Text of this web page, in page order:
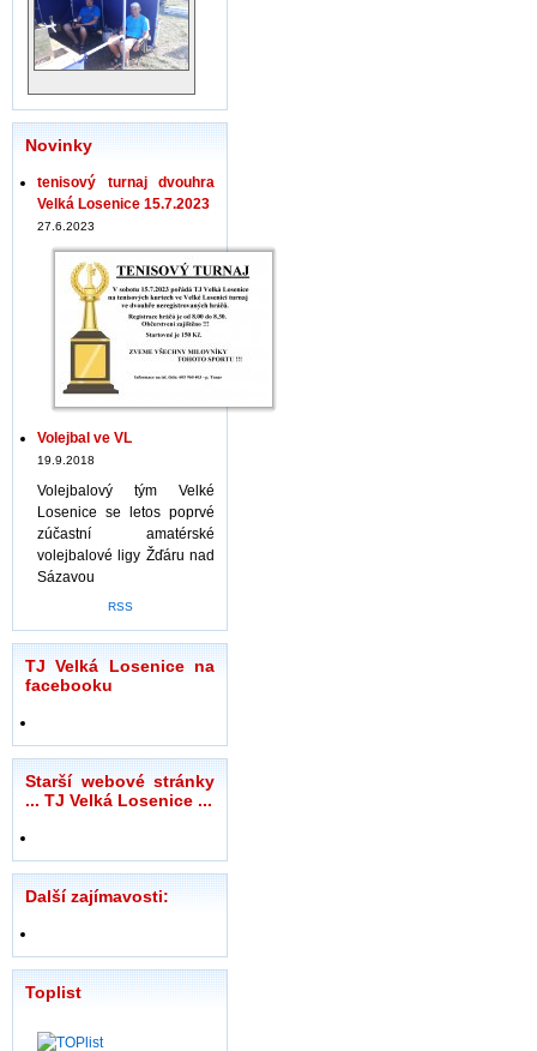
Novinky
tenisový turnaj dvouhra
Velká Losenice 15.7.2023
27.6.2023
Volejbal ve VL
19.9.2018
Volejbalový tým Velké
Losenice se letos poprvé
zúčastní amatérské
volejbalové ligy Žďáru nad
Sázavou
RSS
TJ Velká Losenice na
facebooku
Starší webové stránky
... TJ Velká Losenice ...
Další zajímavosti:
Toplist